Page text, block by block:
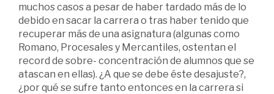
muchos casos a pesar de haber tardado más de lo
debido en sacar la carrera o tras haber tenido que
recuperar más de una asignatura (algunas como
Romano, Procesales y Mercantiles, ostentan el
record de sobre- concentración de alumnos que se
atascan en ellas). ¿A que se debe éste desajuste?,
¿por qué se sufre tanto entonces en la carrera si